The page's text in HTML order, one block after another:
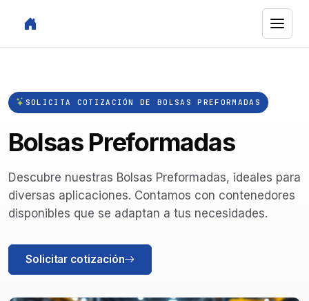
SOLICITA COTIZACIÓN DE BOLSAS PREFORMADAS
Bolsas Preformadas
Descubre nuestras Bolsas Preformadas, ideales para
diversas aplicaciones. Contamos con contenedores
disponibles que se adaptan a tus necesidades.
Solicitar cotización